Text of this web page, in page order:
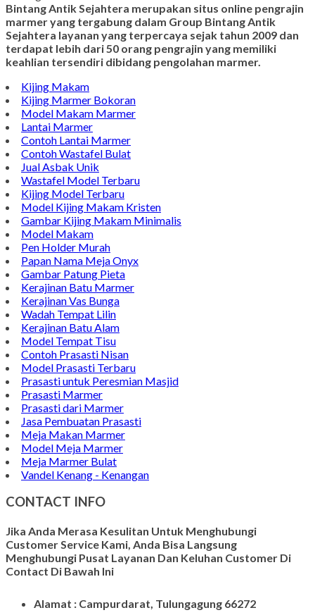
Bintang Antik Sejahtera merupakan situs online pengrajin
marmer yang tergabung dalam Group Bintang Antik
Sejahtera layanan yang terpercaya sejak tahun 2009 dan
terdapat lebih dari 50 orang pengrajin yang memiliki
keahlian tersendiri dibidang pengolahan marmer.
Kijing Makam
Kijing Marmer Bokoran
Model Makam Marmer
Lantai Marmer
Contoh Lantai Marmer
Contoh Wastafel Bulat
Jual Asbak Unik
Wastafel Model Terbaru
Kijing Model Terbaru
Model Kijing Makam Kristen
Gambar Kijing Makam Minimalis
Model Makam
Pen Holder Murah
Papan Nama Meja Onyx
Gambar Patung Pieta
Kerajinan Batu Marmer
Kerajinan Vas Bunga
Wadah Tempat Lilin
Kerajinan Batu Alam
Model Tempat Tisu
Contoh Prasasti Nisan
Model Prasasti Terbaru
Prasasti untuk Peresmian Masjid
Prasasti Marmer
Prasasti dari Marmer
Jasa Pembuatan Prasasti
Meja Makan Marmer
Model Meja Marmer
Meja Marmer Bulat
Vandel Kenang - Kenangan
CONTACT INFO
Jika Anda Merasa Kesulitan Untuk Menghubungi
Customer Service Kami, Anda Bisa Langsung
Menghubungi Pusat Layanan Dan Keluhan Customer Di
Contact Di Bawah Ini
Alamat : Campurdarat, Tulungagung 66272